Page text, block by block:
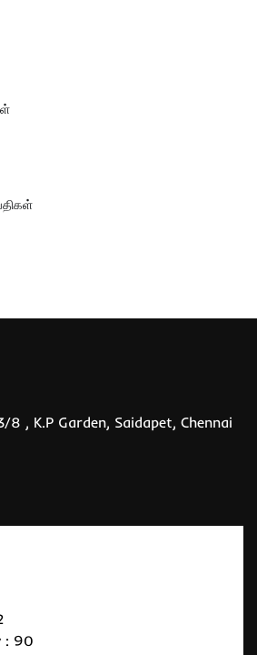
, K.P Garden, Saidapet, Chennai
: 90